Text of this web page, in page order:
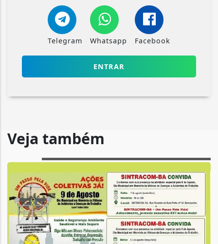
Telegram Whatsapp Facebook
ENTRAR
Veja também